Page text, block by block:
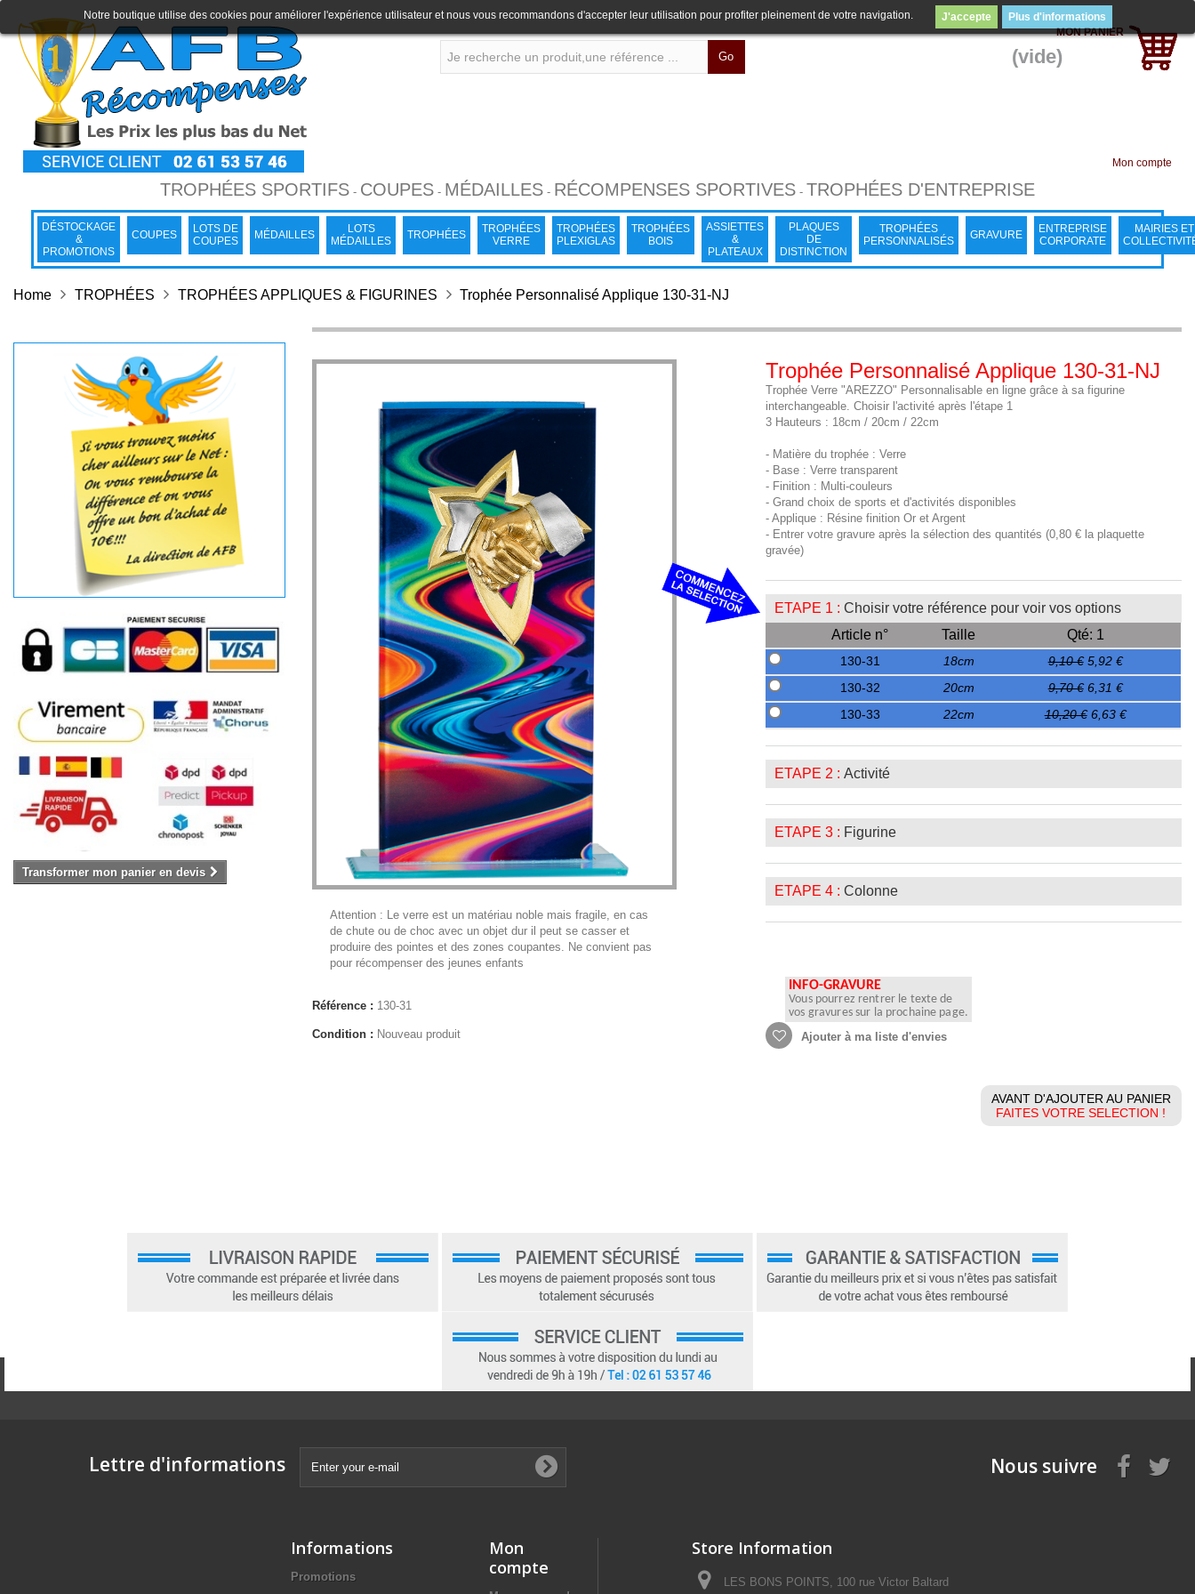
Go
MON PANIER
(vide)
Mon compte
TROPHÉES SPORTIFS- COUPES- MÉDAILLES- RÉCOMPENSES SPORTIVES- TROPHÉES D'ENTREPRISE
DÉSTOCKAGE
&
PROMOTIONS
COUPES
LOTS DE
COUPES
MÉDAILLES
LOTS
MÉDAILLES
TROPHÉES
TROPHÉES
VERRE
TROPHÉES
PLEXIGLAS
TROPHÉES
BOIS
ASSIETTES
&
PLATEAUX
PLAQUES
DE
DISTINCTION
TROPHÉES
PERSONNALISÉS
GRAVURE
ENTREPRISE
CORPORATE
MAIRIES ET
Notre boutique utilise des cookies pour améliorer l'expérience utilisateur et nous vous recommandons d'accepter leur utilisation pour profiter pleinement de votre navigation. J'accepte Plus d'informations
Home TROPHÉES TROPHÉES APPLIQUES & FIGURINES Trophée Personnalisé Applique 130-31-NJ
Transformer mon panier en devis
Attention : Le verre est un matériau noble mais fragile, en cas
de chute ou de choc avec un objet dur il peut se casser et
produire des pointes et des zones coupantes. Ne convient pas
pour récompenser des jeunes enfants
Référence : 130-31
Condition : Nouveau produit
Trophée Personnalisé Applique 130-31-NJ
Trophée Verre "AREZZO" Personnalisable en ligne grâce à sa figurine
interchangeable. Choisir l'activité après l'étape 1
3 Hauteurs : 18cm / 20cm / 22cm
- Matière du trophée : Verre
- Base : Verre transparent
- Finition : Multi-couleurs
- Grand choix de sports et d'activités disponibles
- Applique : Résine finition Or et Argent
- Entrer votre gravure après la sélection des quantités (0,80 € la plaquette
gravée)
ETAPE 1 : Choisir votre référence pour voir vos options
Article n°
Taille Qté: 1
130-31 18cm 9,10 € 5,92 €
130-32
20cm 9,70 € 6,31 €
130-33
22cm 10,20 € 6,63 €
ETAPE 2 : Activité
ETAPE 3 : Figurine
ETAPE 4 : Colonne
INFO-GRAVURE
Vous pourrez rentrer le texte de
vos gravures sur la prochaine page.
Ajouter à ma liste d'envies
AVANT D'AJOUTER AU PANIER
FAITES VOTRE SELECTION !
Lettre d'informations Nous suivre
Informations
Promotions
Mon
compte
Store Information
LES BONS POINTS, 100 rue Victor Baltard